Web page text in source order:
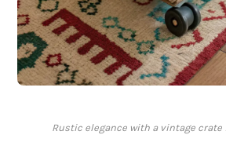
Rustic elegance with a vintage crate